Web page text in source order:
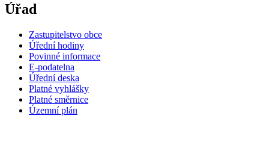
Úřad
Zastupitelstvo obce
Úřední hodiny
Povinné informace
E-podatelna
Úřední deska
Platné vyhlášky
Platné směrnice
Územní plán